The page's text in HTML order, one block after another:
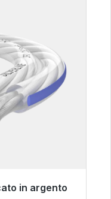
in argento
tempo di